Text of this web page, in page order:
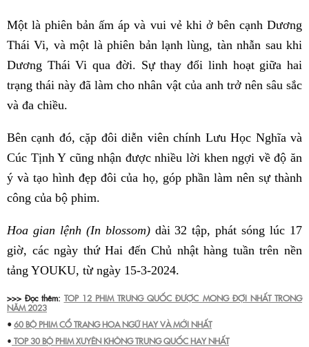
Một là phiên bản ấm áp và vui vẻ khi ở bên cạnh Dương
Thái Vi, và một là phiên bản lạnh lùng, tàn nhẫn sau khi
Dương Thái Vi qua đời. Sự thay đổi linh hoạt giữa hai
trạng thái này đã làm cho nhân vật của anh trở nên sâu sắc
và đa chiều.
Bên cạnh đó, cặp đôi diễn viên chính Lưu Học Nghĩa và
Cúc Tịnh Y cũng nhận được nhiều lời khen ngợi về độ ăn
ý và tạo hình đẹp đôi của họ, góp phần làm nên sự thành
công của bộ phim.
Hoa gian lệnh (In blossom)dài 32 tập, phát sóng lúc 17
giờ, các ngày thứ Hai đến Chủ nhật hàng tuần trên nền
tảng YOUKU, từ ngày 15-3-2024.
>>> Đọc thêm: TOP 12 PHIM TRUNG QUỐC ĐƯỢC MONG ĐỢI NHẤT TRONG
NĂM 2023
•60 BỘ PHIM CỔ TRANG HOA NGỮ HAY VÀ MỚI NHẤT
• TOP 30 BỘ PHIM XUYÊN KHÔNG TRUNG QUỐC HAY NHẤT